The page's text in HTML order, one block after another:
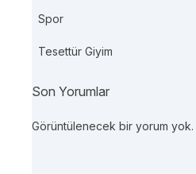
Spor
Tesettür Giyim
Son Yorumlar
Görüntülenecek bir yorum yok.